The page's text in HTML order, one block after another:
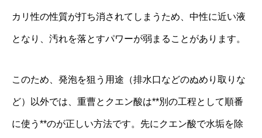
カリ性の性質が打ち消されてしまうため、中性に近い液
となり、汚れを落とすパワーが弱まることがあります。
このため、発泡を狙う用途（排水口などのぬめり取りな
ど）以外では、重曹とクエン酸は**別の工程として順番
に使う**のが正しい方法です。先にクエン酸で水垢を除